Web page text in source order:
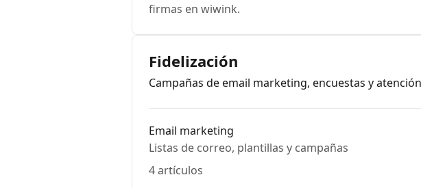
firmas en wiwink.
Fidelización
Campañas de email marketing, encuestas y
Email marketing
Listas de correo, plantillas y campañas
4 artículos